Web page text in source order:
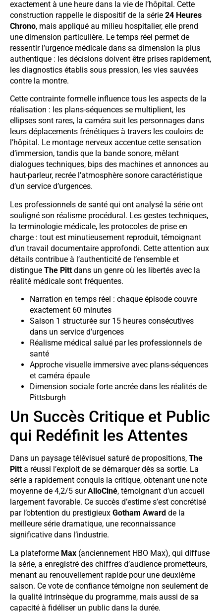
exactement à une heure dans la vie de l’hôpital. Cette
construction rappelle le dispositif de la série 24 Heures
Chrono, mais appliqué au milieu hospitalier, elle prend
une dimension particulière. Le temps réel permet de
ressentir l’urgence médicale dans sa dimension la plus
authentique : les décisions doivent être prises rapidement,
les diagnostics établis sous pression, les vies sauvées
contre la montre.
Cette contrainte formelle influence tous les aspects de la
réalisation : les plans-séquences se multiplient, les
ellipses sont rares, la caméra suit les personnages dans
leurs déplacements frénétiques à travers les couloirs de
l’hôpital. Le montage nerveux accentue cette sensation
d’immersion, tandis que la bande sonore, mêlant
dialogues techniques, bips des machines et annonces au
haut-parleur, recrée l’atmosphère sonore caractéristique
d’un service d’urgences.
Les professionnels de santé qui ont analysé la série ont
souligné son réalisme procédural. Les gestes techniques,
la terminologie médicale, les protocoles de prise en
charge : tout est minutieusement reproduit, témoignant
d’un travail documentaire approfondi. Cette attention aux
détails contribue à l’authenticité de l’ensemble et
distingue The Pitt dans un genre où les libertés avec la
réalité médicale sont fréquentes.
Narration en temps réel : chaque épisode couvre
exactement 60 minutes
Saison 1 structurée sur 15 heures consécutives
dans un service d’urgences
Réalisme médical salué par les professionnels de
santé
Approche visuelle immersive avec plans-séquences
et caméra épaule
Dimension sociale forte ancrée dans les réalités de
Pittsburgh
Un Succès Critique et Public
qui Redéfinit les Attentes
Dans un paysage télévisuel saturé de propositions, The
Pitt a réussi l’exploit de se démarquer dès sa sortie. La
série a rapidement conquis la critique, obtenant une note
moyenne de 4,2/5 surAlloCiné, témoignant d’un accueil
largement favorable. Ce succès d’estime s’est concrétisé
par l’obtention du prestigieux Gotham Award de la
meilleure série dramatique, une reconnaissance
significative dans l’industrie.
La plateforme Max (anciennement HBO Max), qui diffuse
la série, a enregistré des chiffres d’audience prometteurs,
menant au renouvellement rapide pour une deuxième
saison. Ce vote de confiance témoigne non seulement de
la qualité intrinsèque du programme, mais aussi de sa
capacité à fidéliser un public dans la durée.